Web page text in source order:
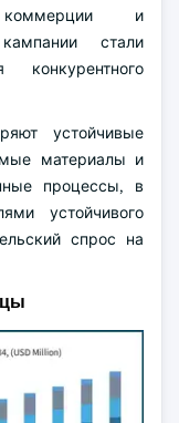
коммерции и
стали
устойчивые
материалы и
процессы, в
устойчивого
спрос на